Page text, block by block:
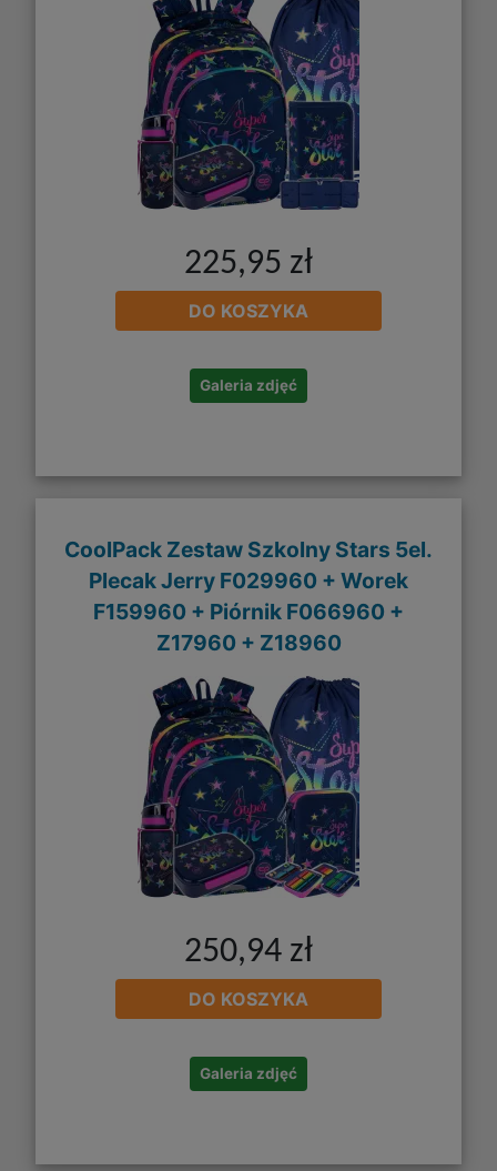
225,95 zł
DO KOSZYKA
Galeria zdjęć
CoolPack Zestaw Szkolny Stars 5el.
Plecak Jerry F029960 + Worek
F159960 + Piórnik F066960 +
Z17960 + Z18960
250,94 zł
DO KOSZYKA
Galeria zdjęć